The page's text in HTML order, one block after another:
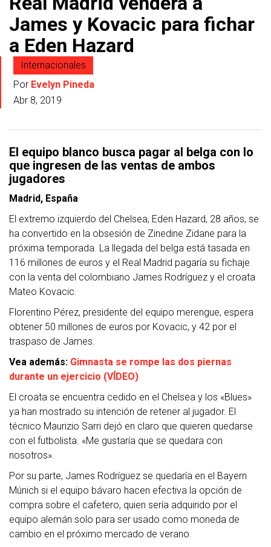
James y Kovacic para fichar
a Eden Hazard
Internacionales
Por Evelyn Pineda
Abr 8, 2019
El equipo blanco busca pagar al belga con lo
que ingresen de las ventas de ambos
jugadores
Madrid, España
El extremo izquierdo del Chelsea, Eden Hazard, 28 años, se
ha convertido en la obsesión de Zinedine Zidane para la
próxima temporada. La llegada del belga está tasada en
116 millones de euros y el Real Madrid pagaría su fichaje
con la venta del colombiano James Rodríguez y el croata
Mateo Kovacic.
Florentino Pérez, presidente del equipo merengue, espera
obtener 50 millones de euros por Kovacic, y 42 por el
traspaso de James.
Vea además: Gimnasta se rompe las dos piernas
durante un ejercicio (VÍDEO)
El croata se encuentra cedido en el Chelsea y los «Blues»
ya han mostrado su intención de retener al jugador. El
técnico Maurizio Sarri dejó en claro que quieren quedarse
con el futbolista. «Me gustaría que se quedara con
nosotros».
Por su parte, James Rodríguez se quedaría en el Bayern
Múnich si el equipo bávaro hacen efectiva la opción de
compra sobre el cafetero, quien sería adquirido por el
equipo alemán solo para ser usado como moneda de
cambio en el próximo mercado de verano.